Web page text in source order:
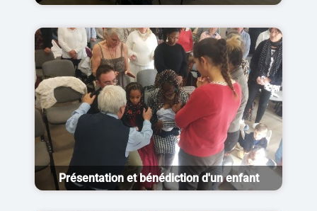
Présentation et bénédiction d'un enfant